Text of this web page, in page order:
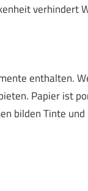
verhindert
enthalten.
Papier ist
bilden Tinte und